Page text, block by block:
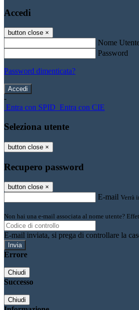
Accedi
button close ×
Nome
Password
Password dimenticata?
-
Entra con SPID Entra con CIE
Seleziona utente
button close ×
Recupero password
button close ×
E-mail Verrà
Non hai una e-mail associata al nome utente?
E-mail inviata, si prega di controllare la
Errore
Chiudi
Successo
Chiudi